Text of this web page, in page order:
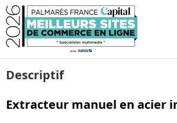
Descriptif
Extracteur manuel en acier